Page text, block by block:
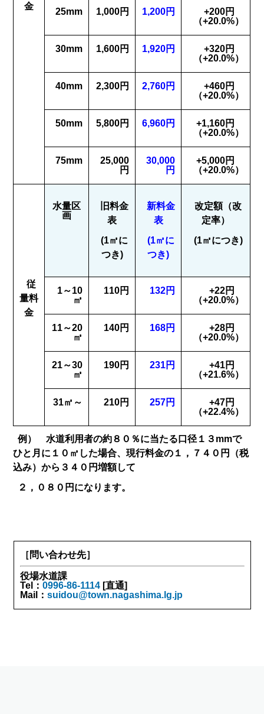
金
25mm 1,000円 1,200円
+200円
（+20.0%）
30mm 1,600円 1,920円
+320円
（+20.0%）
40mm 2,300円 2,760円
+460円
（+20.0%）
50mm 5,800円 6,960円
+1,160円
（+20.0%）
75mm
25,000
円
30,000
円
+5,000円
（+20.0%）
従
量料
金
水量区
画
旧料金
表
(1㎥に
つき)
新料金
表
(1㎥に
つき)
改定額（改
定率）
(1㎥につき)
1～10
㎥
110円 132円
+22円
（+20.0%）
11～20
㎥
140円 168円
+28円
（+20.0%）
21～30
㎥
190円 231円
+41円
（+21.6%）
31㎥～ 210円 257円
+47円
（+22.4%）
例） 水道利用者の約８０％に当たる口径１３mmで
ひと月に１０㎥した場合、現行料金の１，７４０円（税
込み）から３４０円増額して
２，０８０円になります。
［問い合わせ先］
役場水道課
Tel： 0996-86-1114[直通]
Mail： suidou@town.nagashima.lg.jp